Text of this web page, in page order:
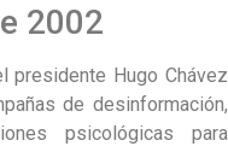
2002
presidente Hugo Chávez
de desinformación,
psicológicas para